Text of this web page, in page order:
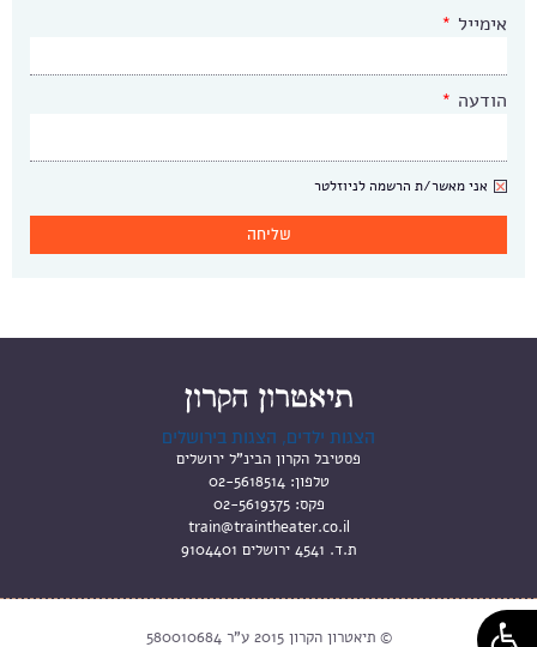
אימייל *
הודעה *
ניוזלטר
אני מאשר/ת הרשמה לניוזלטר
הצגות ילדים, הצגות בירושלים
פסטיבל הקרון הבינ"ל ירושלים
טלפון: 02-5618514
פקס: 02-5619375
train@traintheater.co.il
ת.ד. 4541 ירושלים 9104401
© תיאטרון הקרון 2015 ע"ר 580010684